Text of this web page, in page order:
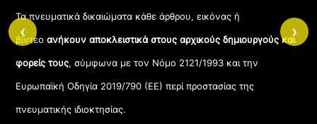
Τα πνευματικά δικαιώματα κάθε άρθρου, εικόνας ή
βίντεοανήκουν αποκλειστικά στους αρχικούς δημιουργούς και
φορείς τους, σύμφωνα με τον Νόμο 2121/1993 και την
Ευρωπαϊκή Οδηγία 2019/790 (ΕΕ) περί προστασίας της
πνευματικής ιδιοκτησίας.
‹ ›